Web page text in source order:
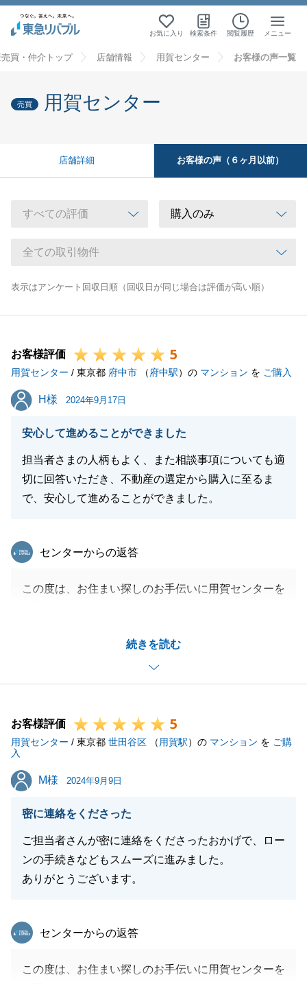
お気に入り 検索条件 閲覧履歴 メニュー
買・仲介トップ 店舗情報 用賀センター お客様の声一覧
売買 用賀センター
店舗詳細 お客様の声（６ヶ月以前）
表示はアンケート回収日順（回収日が同じ場合は評価が高い順）
お客様評価 5
用賀センター / 東京都 府中市 （府中駅）の マンション を ご購入
H様
H様 2024年9月17日
安心して進めることができました
担当者さまの人柄もよく、また相談事項についても適
切に回答いただき、不動産の選定から購入に至るま
で、安心して進めることができました。
続きを読む
東急リバブル
センターからの返答
この度は、お住まい探しのお手伝いに用賀センターを
いでき、またお役にたてたこと大変光栄でございま
初めてご相談いただいた際から、約半年間、H様とご
ご購入を決断できる物件に巡り合えましたこと、誠に
嬉しく思います。
のお役に立てればと思っておりますので、お気軽にご
貴重なご意見有難うございました。今後ともよろしく
お願い申し上げます。
お客様評価 5
用賀センター / 東京都 世田谷区 （ 用賀駅）の マンション を ご購
入
M様
M様 2024年9月9日
密に連絡をくださった
ご担当者さんが密に連絡をくださったおかげで、ロー
ンの手続きなどもスムーズに進みました。
ありがとうございます。
東急リバブル
センターからの返答
この度は、お住まい探しのお手伝いに用賀センターを